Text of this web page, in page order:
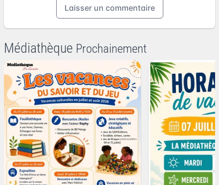
Laisser un commentaire
Médiathèque Prochainement